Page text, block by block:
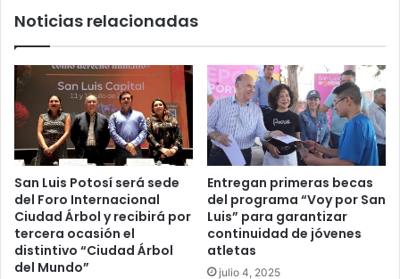
Noticias relacionadas
San Luis Potosí será sede
del Foro Internacional
Ciudad Árbol y recibirá por
tercera ocasión el
distintivo “Ciudad Árbol
del Mundo”
Entregan primeras becas
del programa “Voy por San
Luis” para garantizar
continuidad de jóvenes
atletas
julio 4, 2025